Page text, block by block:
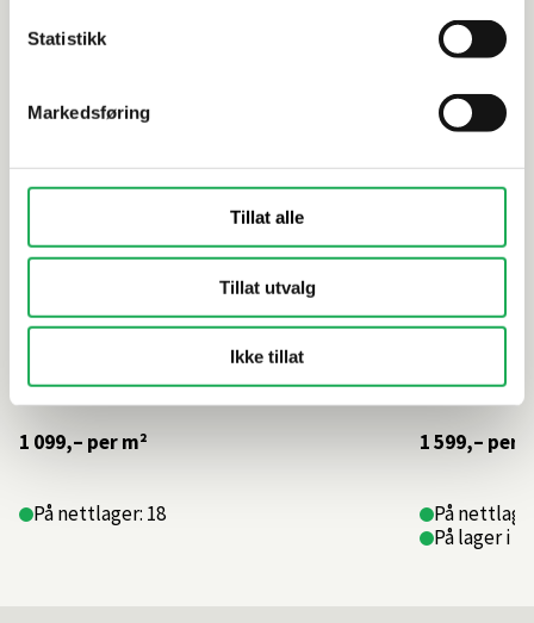
Statistikk
Markedsføring
Tillat alle
Tillat utvalg
Ikke tillat
Montpellier, Cenere 30x60 Flis
1 099,– per m²
På nettlager: 18
1 599,– per
På
På lager i